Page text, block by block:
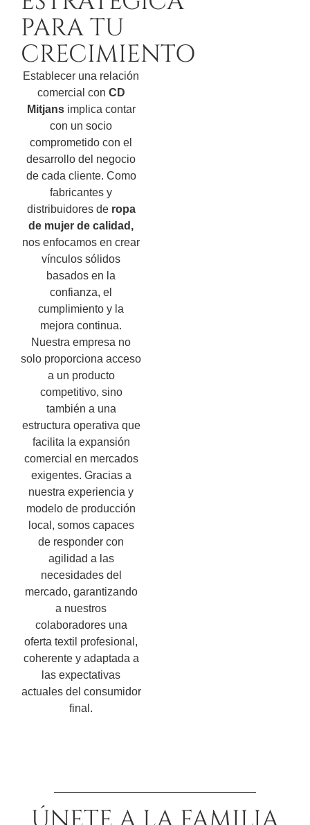
PARA TU
CRECIMIENTO
Establecer una relación
comercial con CD
Mitjansimplica contar
con un socio
comprometido con el
desarrollo del negocio
de cada cliente. Como
fabricantes y
distribuidores de ropa
de mujer de calidad,
nos enfocamos en crear
vínculos sólidos
basados en la
confianza, el
cumplimiento y la
mejora continua.
Nuestra empresa no
solo proporciona acceso
a un producto
competitivo, sino
también a una
estructura operativa que
facilita la expansión
comercial en mercados
exigentes. Gracias a
nuestra experiencia y
modelo de producción
local, somos capaces
de responder con
agilidad a las
necesidades del
mercado, garantizando
a nuestros
colaboradores una
oferta textil profesional,
coherente y adaptada a
las expectativas
actuales del consumidor
final.